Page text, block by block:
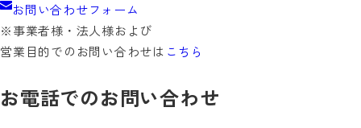
お問い合わせフォーム
※事業者様・法人様および
営業目的でのお問い合わせは こちら
お電話でのお問い合わせ